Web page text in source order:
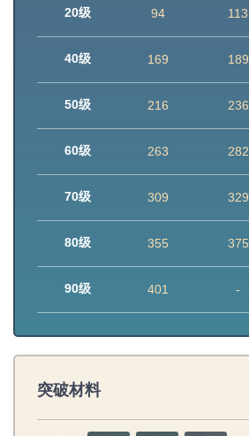
20级 94 113
40级 169 189
50级 216 236
60级 263 282
70级 309 329
80级 355 375
90级 401 -
突破材料